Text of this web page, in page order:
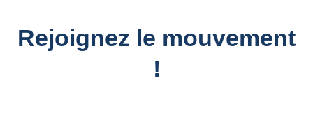
Rejoignez le mouvement
!